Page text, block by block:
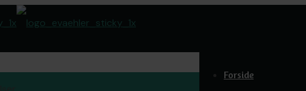
Forside